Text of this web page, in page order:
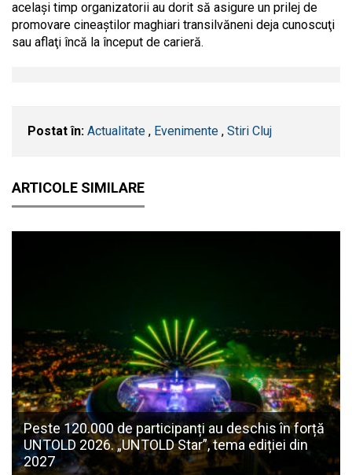
acelaşi timp organizatorii au dorit să asigure un prilej de
promovare cineaştilor maghiari transilvăneni deja cunoscuţi
sau aflaţi încă la început de carieră.
Postat în: Actualitate , Evenimente , Stiri Cluj
ARTICOLE SIMILARE
Peste 120.000 de participanți au deschis în forță
UNTOLD 2026. „UNTOLD Star”, tema ediției din
2027